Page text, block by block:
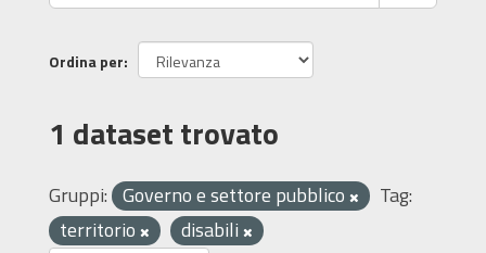
Ordina per
1 dataset trovato
Gruppi: Governo e settore pubblico
Tag:
territorio
disabili